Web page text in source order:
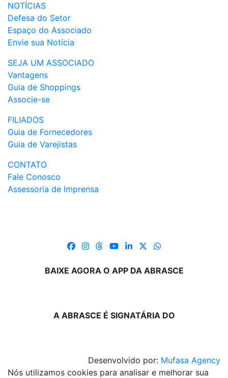
NOTÍCIAS
Defesa do Setor
Espaço do Associado
Envie sua Notícia
SEJA UM ASSOCIADO
Vantagens
Guia de Shoppings
Associe-se
FILIADOS
Guia de Fornecedores
Guia de Varejistas
CONTATO
Fale Conosco
Assessoria de Imprensa
BAIXE AGORA O APP DA ABRASCE
A ABRASCE É SIGNATÁRIA DO
Desenvolvido por: Mufasa Agency
Nós utilizamos cookies para analisar e melhorar sua